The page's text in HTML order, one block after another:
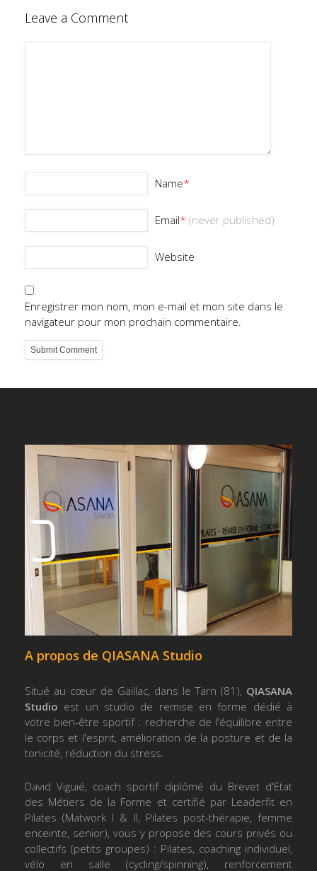
Leave a Comment
Name*
Email* (never published)
Website
Enregistrer mon nom, mon e-mail et mon site dans le
navigateur pour mon prochain commentaire.
A propos de QIASANA Studio
Situé au cœur de Gaillac, dans le Tarn (81), QIASANA
Studio est un studio de remise en forme dédié à
votre bien-être sportif : recherche de l'équilibre entre
le corps et l'esprit, amélioration de la posture et de la
tonicité, réduction du stress.
David Viguié, coach sportif diplômé du Brevet d'Etat
des Métiers de la Forme et certifié par Leaderfit en
Pilates (Matwork I & II, Pilates post-thérapie, femme
enceinte, senior), vous y propose des cours privés ou
collectifs (petits groupes) : Pilates, coaching individuel,
vélo en salle (cycling/spinning), renforcement